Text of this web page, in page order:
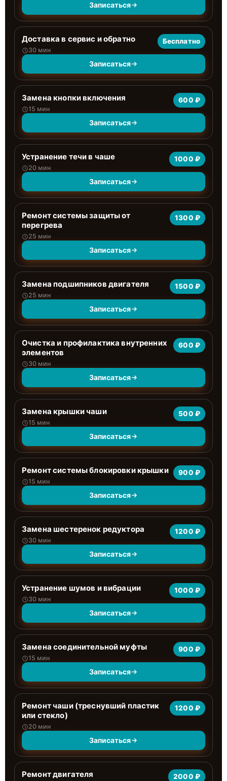
Записаться
Доставка в сервис и обратно
30 мин
Бесплатно
Записаться
Замена кнопки включения
15 мин
600 ₽
Записаться
Устранение течи в чаше
20 мин
1000 ₽
Записаться
Ремонт системы защиты от
перегрева
25 мин
1300 ₽
Записаться
Замена подшипников двигателя
25 мин
1500 ₽
Записаться
Очистка и профилактика внутренних
элементов
30 мин
600 ₽
Записаться
Замена крышки чаши
15 мин
500 ₽
Записаться
Ремонт системы блокировки крышки
15 мин
900 ₽
Записаться
Замена шестеренок редуктора
30 мин
1200 ₽
Записаться
Устранение шумов и вибрации
30 мин
1000 ₽
Записаться
Замена соединительной муфты
15 мин
900 ₽
Записаться
Ремонт чаши (треснувший пластик
или стекло)
20 мин
1200 ₽
Записаться
Ремонт двигателя 2000 ₽